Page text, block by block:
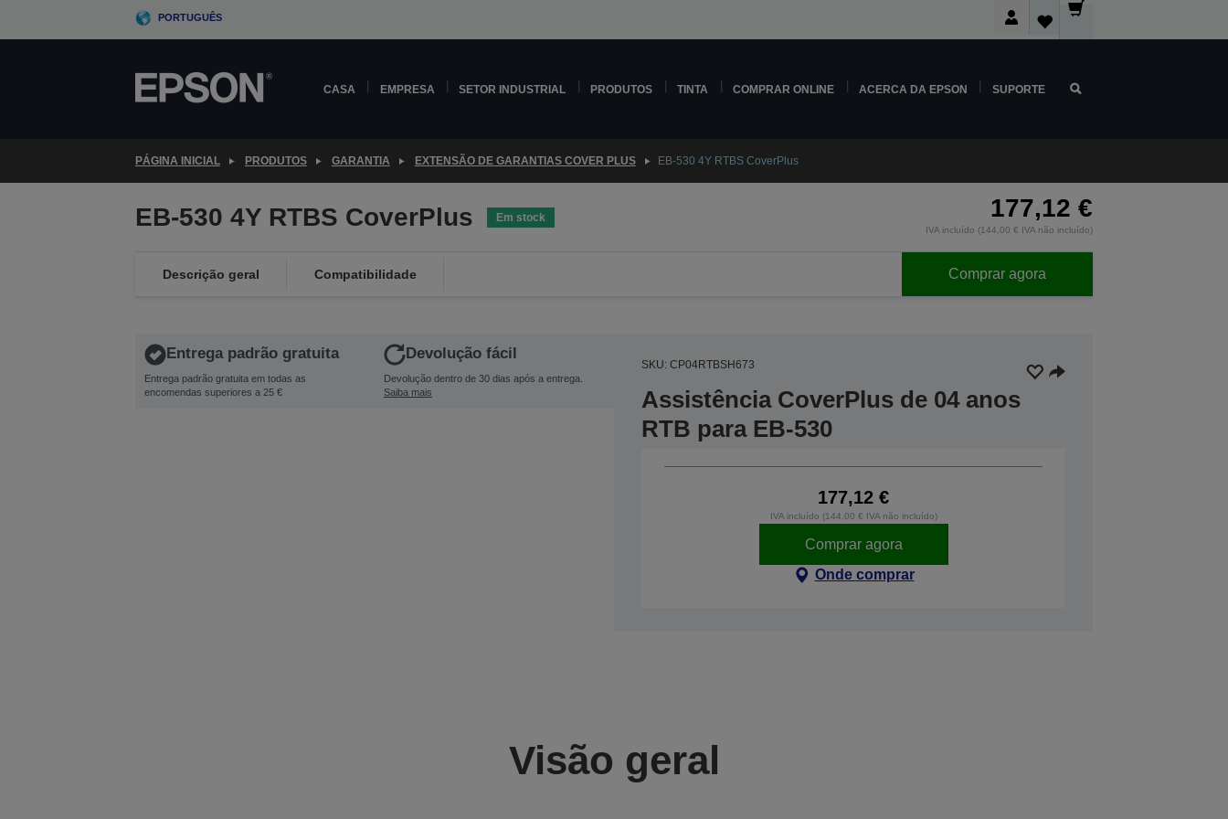
PORTUGUÊS
CASA EMPRESA SETOR INDUSTRIAL PRODUTOS TINTA COMPRAR ONLINE ACERCA DA EPSON SUPORTE
PÁGINA INICIAL PRODUTOS GARANTIA EXTENSÃO DE GARANTIAS COVER PLUS EB-530 4Y RTBS CoverPlus
EB-530 4Y RTBS CoverPlus Em stock 177,12 €
IVA incluído (144,00 € IVA não incluído)
Descrição geral Compatibilidade Comprar agora
Entrega padrão gratuita
Entrega padrão gratuita em todas as
encomendas superiores a 25 €
Devolução fácil
Devolução dentro de 30 dias após a entrega.
Saiba mais
SKU: CP04RTBSH673
Assistência CoverPlus de 04 anos
RTB para EB-530
177,12 €
IVA incluído (144,00 € IVA não incluído)
Comprar agora
Onde comprar
Visão geral